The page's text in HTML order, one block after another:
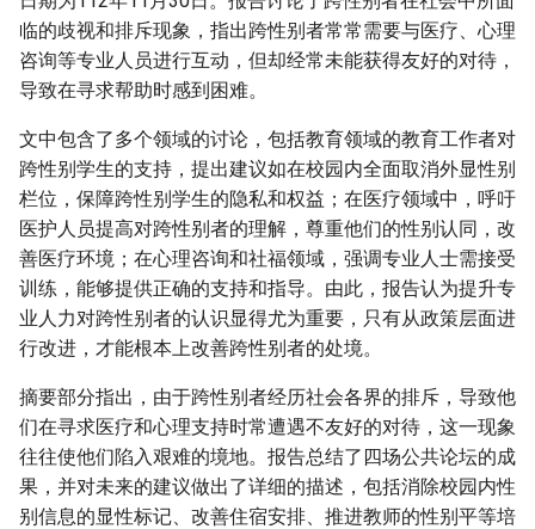
临的歧视和排斥现象，指出跨性别者常常需要与医疗、心理
咨询等专业人员进行互动，但却经常未能获得友好的对待，
导致在寻求帮助时感到困难。
文中包含了多个领域的讨论，包括教育领域的教育工作者对
跨性别学生的支持，提出建议如在校园内全面取消外显性别
栏位，保障跨性别学生的隐私和权益；在医疗领域中，呼吁
医护人员提高对跨性别者的理解，尊重他们的性别认同，改
善医疗环境；在心理咨询和社福领域，强调专业人士需接受
训练，能够提供正确的支持和指导。由此，报告认为提升专
业人力对跨性别者的认识显得尤为重要，只有从政策层面进
行改进，才能根本上改善跨性别者的处境。
摘要部分指出，由于跨性别者经历社会各界的排斥，导致他
们在寻求医疗和心理支持时常遭遇不友好的对待，这一现象
往往使他们陷入艰难的境地。报告总结了四场公共论坛的成
果，并对未来的建议做出了详细的描述，包括消除校园内性
别信息的显性标记、改善住宿安排、推进教师的性别平等培